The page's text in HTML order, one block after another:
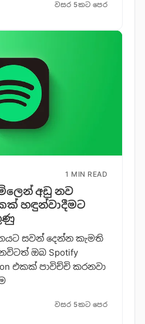
වසර 5කට පෙර
1 MIN READ
අඩු නව
හඳුන්වාදීමට
සවන් දෙන්න කැමති
ඔබ Spotify
එකක් පාවිච්චි කරනවා
වසර 5කට පෙර